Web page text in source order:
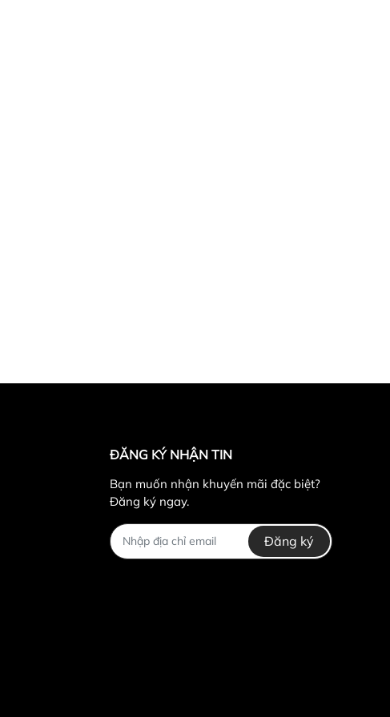
ĐĂNG KÝ NHẬN TIN
Bạn muốn nhận khuyến mãi đặc biệt?
Đăng ký ngay.
Đăng ký